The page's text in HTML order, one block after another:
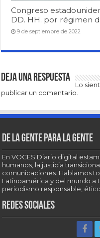
Congreso
DD. HH. por régimen
9 de septiembre de 2022
Deja una respuesta
Lo
publicar un comentario.
De la gente para la gente
En VOCES Diario digital
humanos, la justicia
comunicaciones. Hablamos
Latinoamérica y del mundo a
periodismo responsable,
Redes sociales